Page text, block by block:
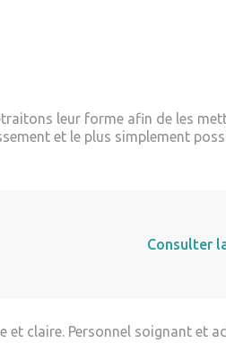
leur forme afin de les
et le plus simplement
Consulter
et claire. Personnel soignant et